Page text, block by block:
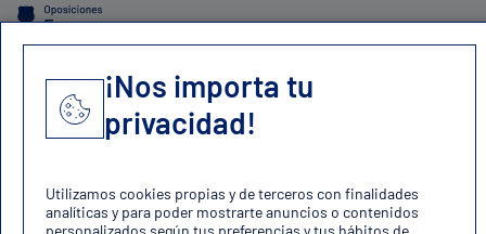
Copyright 2024 Darwin Media SL
¡Nos importa tu
privacidad!
Utilizamos cookies propias y de terceros con finalidades
analíticas y para poder mostrarte anuncios o contenidos
personalizados según tus preferencias y tus hábitos de